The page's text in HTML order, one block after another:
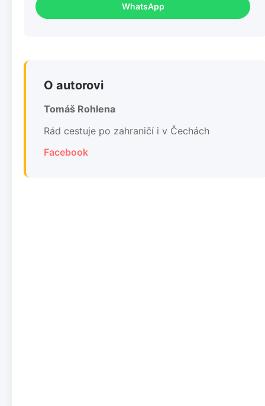
WhatsApp
O autorovi
Tomáš Rohlena
Rád cestuje po zahraničí i v Čechách
Facebook